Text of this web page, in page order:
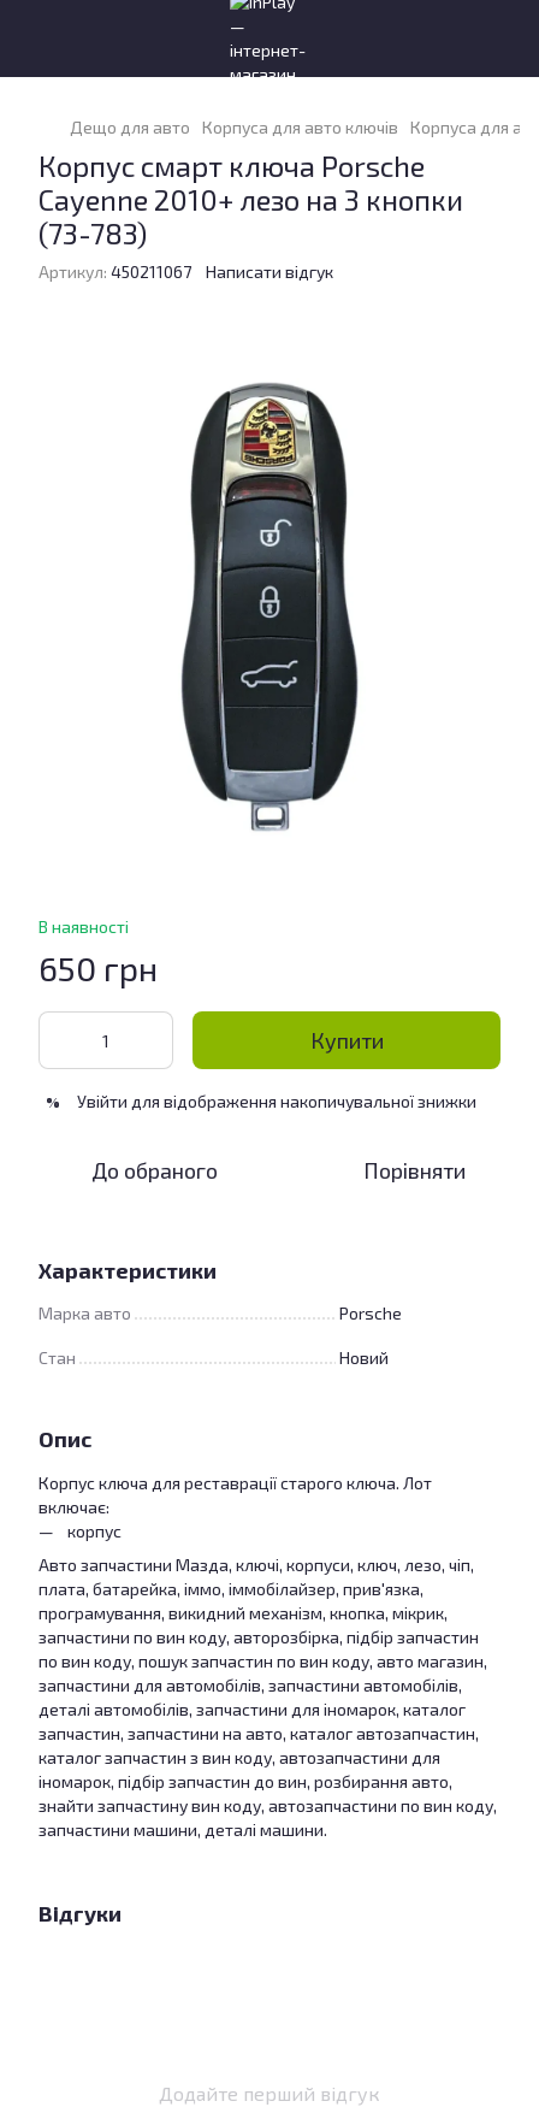
Дещо для авто Корпуса для авто ключів Корпуса для
Корпус смарт ключа Porsche
Cayenne 2010+ лезо на 3 кнопки
(73-783)
Артикул: 450211067 Написати відгук
В наявності
650 грн
Купити
% Увійти для відображення накопичувальної знижки
До обраного Порівняти
Характеристики
Марка авто Porsche
Стан Новий
Опис
Корпус ключа для реставрації старого ключа. Лот
включає:
корпус
Авто запчастини Мазда, ключі, корпуси, ключ, лезо, чіп,
плата, батарейка, іммо, іммобілайзер, прив'язка,
програмування, викидний механізм, кнопка, мікрик,
запчастини по вин коду, авторозбірка, підбір запчастин
по вин коду, пошук запчастин по вин коду, авто магазин,
запчастини для автомобілів, запчастини автомобілів,
деталі автомобілів, запчастини для іномарок, каталог
запчастин, запчастини на авто, каталог автозапчастин,
каталог запчастин з вин коду, автозапчастини для
іномарок, підбір запчастин до вин, розбирання авто,
знайти запчастину вин коду, автозапчастини по вин коду,
запчастини машини, деталі машини.
Відгуки
Додайте перший відгук